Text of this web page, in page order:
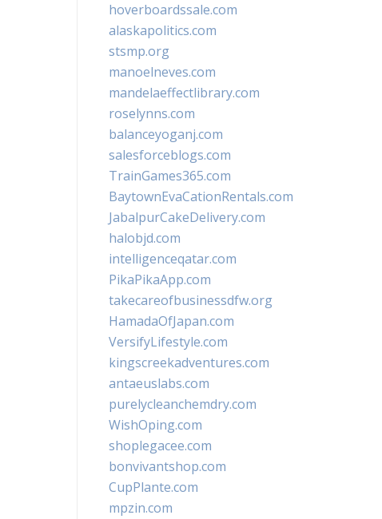
hoverboardssale.com
alaskapolitics.com
stsmp.org
manoelneves.com
mandelaeffectlibrary.com
roselynns.com
balanceyoganj.com
salesforceblogs.com
TrainGames365.com
BaytownEvaCationRentals.com
JabalpurCakeDelivery.com
halobjd.com
intelligenceqatar.com
PikaPikaApp.com
takecareofbusinessdfw.org
HamadaOfJapan.com
VersifyLifestyle.com
kingscreekadventures.com
antaeuslabs.com
purelycleanchemdry.com
WishOping.com
shoplegacee.com
bonvivantshop.com
CupPlante.com
mpzin.com